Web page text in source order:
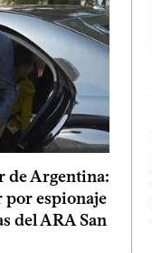
de Argentina:
por espionaje
del ARA San